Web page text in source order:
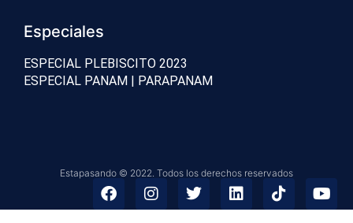
Especiales
ESPECIAL PLEBISCITO 2023
ESPECIAL PANAM | PARAPANAM
Estapasando © 2022. Todos los derechos reservados